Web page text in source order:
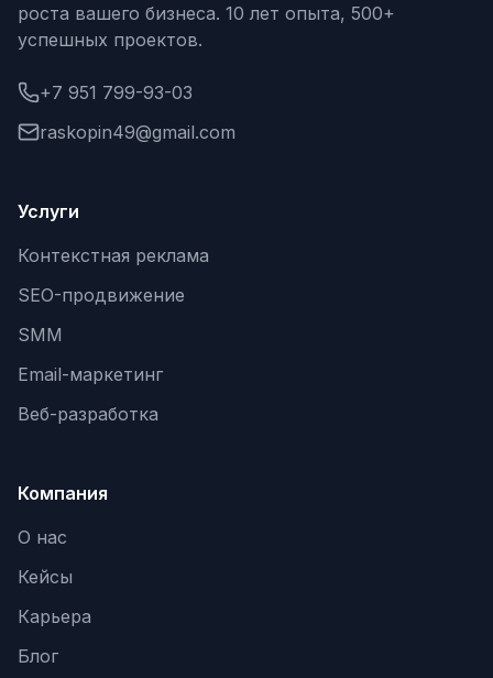
роста вашего бизнеса. 10 лет опыта, 500+
успешных проектов.
+7 951 799-93-03
raskopin49@gmail.com
Услуги
Контекстная реклама
SEO-продвижение
SMM
Email-маркетинг
Веб-разработка
Компания
О нас
Кейсы
Карьера
Блог